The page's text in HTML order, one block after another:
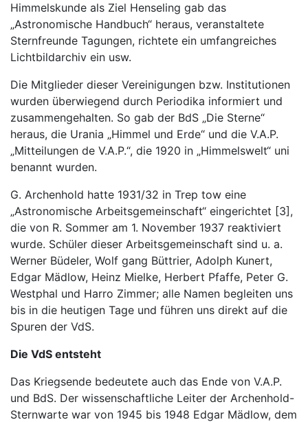
Himmelskunde als Ziel Henseling gab das
„Astronomische Handbuch“ heraus, veranstaltete
Sternfreunde Tagungen, richtete ein umfangreiches
Lichtbildarchiv ein usw.
Die Mitglieder dieser Vereinigungen bzw. Institutionen
wurden überwiegend durch Periodika informiert und
zusammengehalten. So gab der BdS „Die Sterne“
heraus, die Urania „Himmel und Erde“ und die V.A.P.
„Mitteilungen de V.A.P.“, die 1920 in „Himmelswelt“ uni
benannt wurden.
G. Archenhold hatte 1931/32 in Trep tow eine
„Astronomische Arbeitsgemeinschaft“ eingerichtet [3],
die von R. Sommer am 1. November 1937 reaktiviert
wurde. Schüler dieser Arbeitsgemeinschaft sind u. a.
Werner Büdeler, Wolf gang Büttrier, Adolph Kunert,
Edgar Mädlow, Heinz Mielke, Herbert Pfaffe, Peter G.
Westphal und Harro Zimmer; alle Namen begleiten uns
bis in die heutigen Tage und führen uns direkt auf die
Spuren der VdS.
Die VdS entsteht
Das Kriegsende bedeutete auch das Ende von V.A.P.
und BdS. Der wissenschaftliche Leiter der Archenhold-
Sternwarte war von 1945 bis 1948 Edgar Mädlow, dem